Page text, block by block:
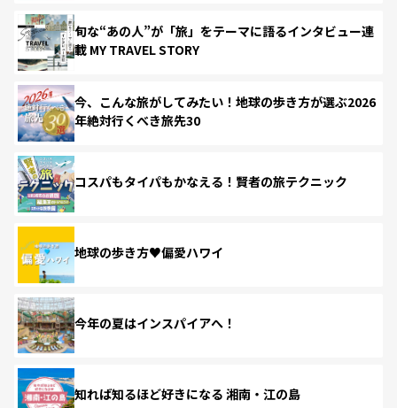
旬な“あの人”が「旅」をテーマに語るインタビュー連
載 MY TRAVEL STORY
今、こんな旅がしてみたい！地球の歩き方が選ぶ2026
年絶対行くべき旅先30
コスパもタイパもかなえる！賢者の旅テクニック
地球の歩き方♥偏愛ハワイ
今年の夏はインスパイアへ！
知れば知るほど好きになる 湘南・江の島